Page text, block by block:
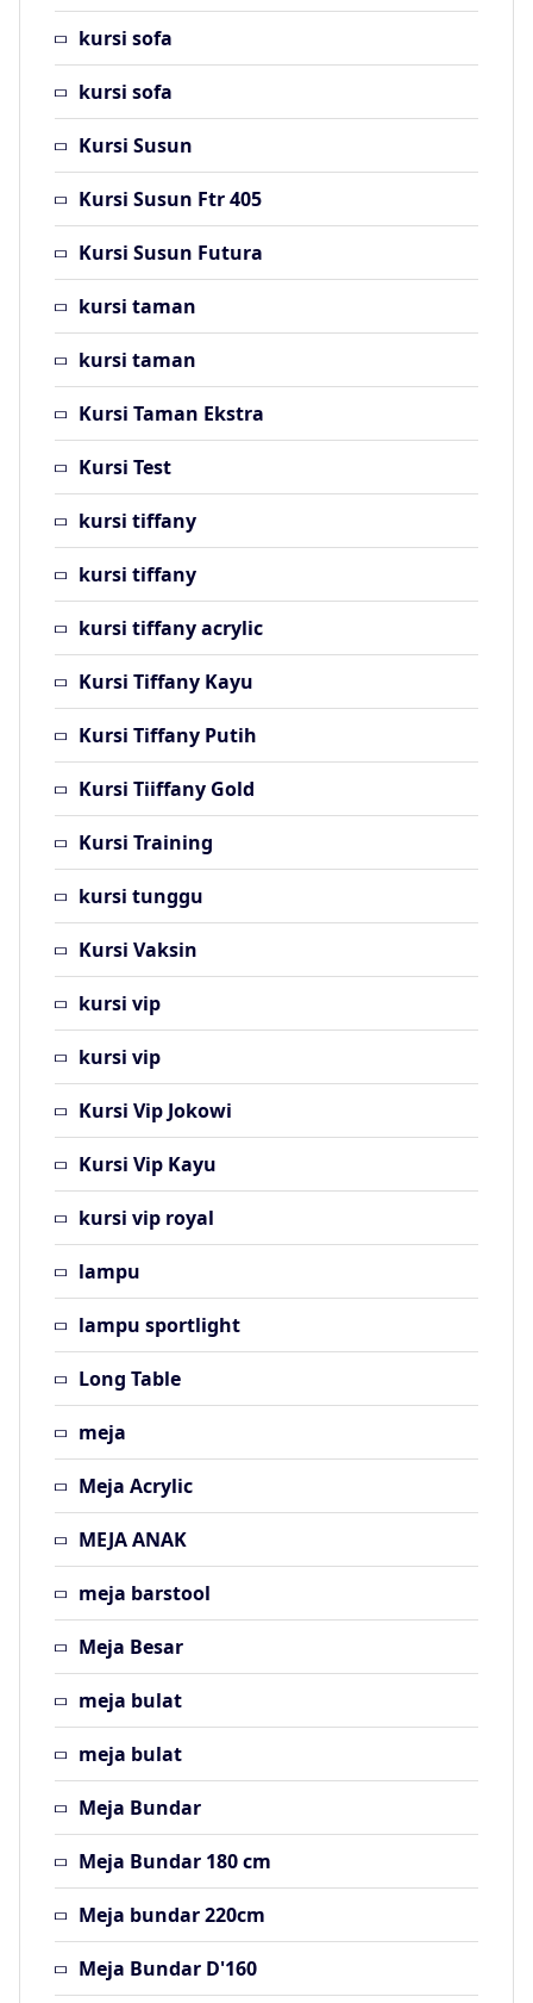
kursi sofa
kursi sofa
Kursi Susun
Kursi Susun Ftr 405
Kursi Susun Futura
kursi taman
kursi taman
Kursi Taman Ekstra
Kursi Test
kursi tiffany
kursi tiffany
kursi tiffany acrylic
Kursi Tiffany Kayu
Kursi Tiffany Putih
Kursi Tiiffany Gold
Kursi Training
kursi tunggu
Kursi Vaksin
kursi vip
kursi vip
Kursi Vip Jokowi
Kursi Vip Kayu
kursi vip royal
lampu
lampu sportlight
Long Table
meja
Meja Acrylic
MEJA ANAK
meja barstool
Meja Besar
meja bulat
meja bulat
Meja Bundar
Meja Bundar 180 cm
Meja bundar 220cm
Meja Bundar D'160